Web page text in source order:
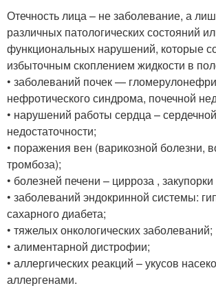
Отечность лица – не заболевание, а
различных патологических состояний
функциональных нарушений, которые
избыточным скоплением жидкости в
• заболеваний почек —
нефротического синдрома, почечной
• нарушений работы сердца – сердечной
недостаточности;
• поражения вен (варикозной болезни,
тромбоза);
• болезней печени – цирроза ,
• заболеваний эндокринной системы:
сахарного диабета;
• тяжелых онкологических заболеваний;
• алиментарной дистрофии;
• аллергических реакций – укусов
аллергенами.